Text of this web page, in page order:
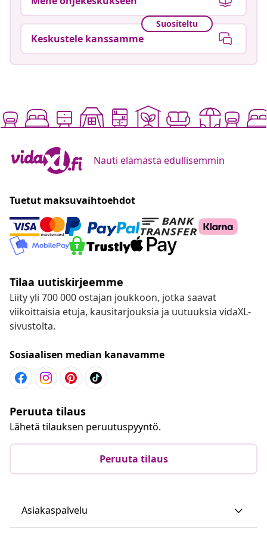
Suositeltu
Keskustele kanssamme
Nauti elämästä edullisemmin
Tuetut maksuvaihtoehdot
Tilaa uutiskirjeemme
Liity yli 700 000 ostajan joukkoon, jotka saavat
viikoittaisia etuja, kausitarjouksia ja uutuuksia vidaXL-
sivustolta.
Sosiaalisen median kanavamme
Peruuta tilaus
Lähetä tilauksen peruutuspyyntö.
Peruuta tilaus
Asiakaspalvelu